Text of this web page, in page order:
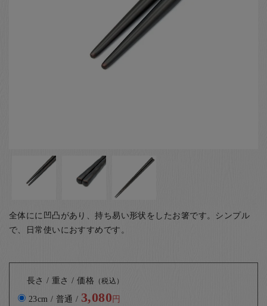
全体にに凹凸があり、持ち易い形状をしたお箸です。シンプル
で、日常使いにおすすめです。
長さ / 重さ / 価格 （税込）
23cm / 普通 / 3,080円